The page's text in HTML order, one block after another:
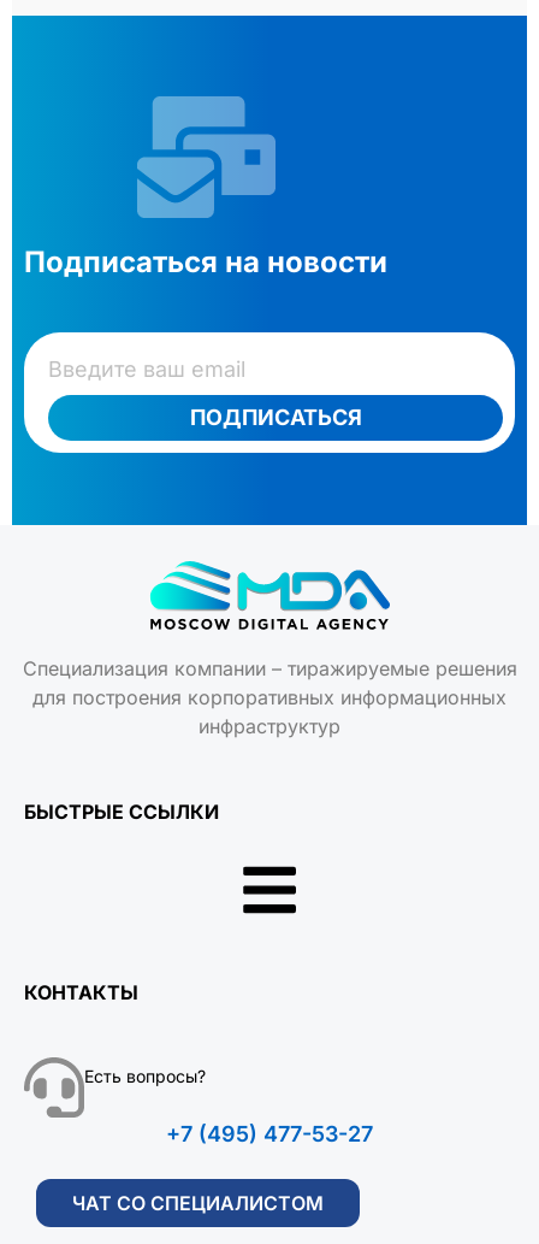
Подписаться на новости
ПОДПИСАТЬСЯ
Специализация компании – тиражируемые решения
для построения корпоративных информационных
инфраструктур
БЫСТРЫЕ ССЫЛКИ
КОНТАКТЫ
Есть вопросы?
+7 (495) 477-53-27
ЧАТ СО СПЕЦИАЛИСТОМ